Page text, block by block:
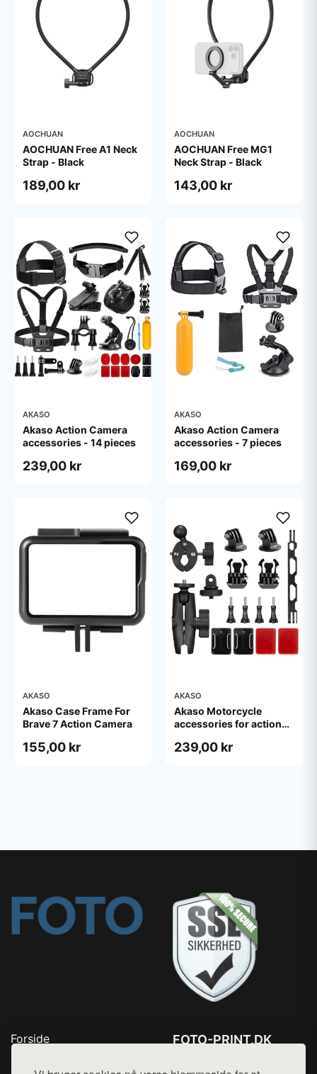
AOCHUAN
AOCHUAN Free A1 Neck
Strap - Black
189,00 kr
AOCHUAN
AOCHUAN Free MG1
Neck Strap - Black
143,00 kr
AKASO
Akaso Action Camera
accessories - 14 pieces
239,00 kr
AKASO
Akaso Action Camera
accessories - 7 pieces
169,00 kr
AKASO
Akaso Case Frame For
Brave 7 Action Camera
155,00 kr
AKASO
Akaso Motorcycle
accessories for action
239,00 kr
Forside
FOTO-PRINT.DK